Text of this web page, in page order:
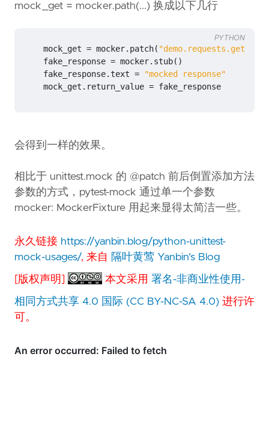
mock_get = mocker.path(...) 换成以下几行
mock_get = mocker. patch( "demo.requests.get"
fake_response = mocker. stub()
fake_response.text =
"mocked response"
mock_get . return_value = fake_response
PYTHON
会得到一样的效果。
相比于 unittest.mock 的 @patch 前后倒置添加方法
参数的方式，pytest-mock 通过单一个参数
mocker: MockerFixture 用起来显得太简洁一些。
永久链接 https://yanbin.blog/python-unittest-
mock-usages/, 来自 隔叶黄莺 Yanbin's Blog
[版权声明] 本文采用署名-非商业性使用-
相同方式共享 4.0 国际 (CC BY-NC-SA 4.0) 进行许
可。